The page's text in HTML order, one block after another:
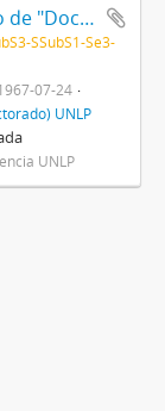
Resol/ acordando el título de "Doctor Honoris Causa" al Dr. Albert Sabin, y disponiendo que el acto de entrega del mismo se efectúe el día 28 del actual, en esta Presidencia 1967
SSubS1-Se3-
07-24
UNLP
UNLP